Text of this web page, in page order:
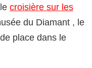
croisière sur les
du Diamant , le
place dans le